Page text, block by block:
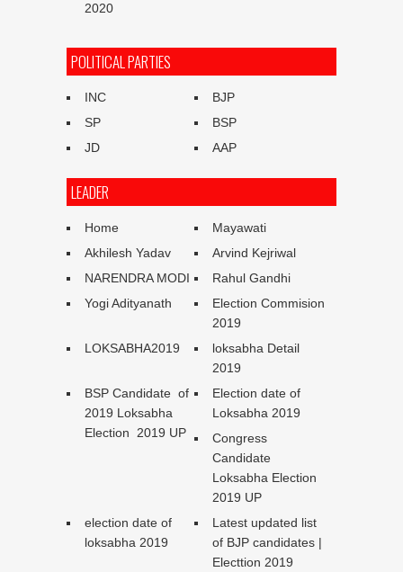
2020
POLITICAL PARTIES
INC
BJP
SP
BSP
JD
AAP
LEADER
Home
Mayawati
Akhilesh Yadav
Arvind Kejriwal
NARENDRA MODI
Rahul Gandhi
Yogi Adityanath
Election Commision
2019
LOKSABHA2019
loksabha Detail
2019
BSP Candidate of
2019 Loksabha
Election 2019 UP
Election date of
Loksabha 2019
Congress
Candidate
Loksabha Election
2019 UP
election date of
loksabha 2019
Latest updated list
of BJP candidates |
Electtion 2019